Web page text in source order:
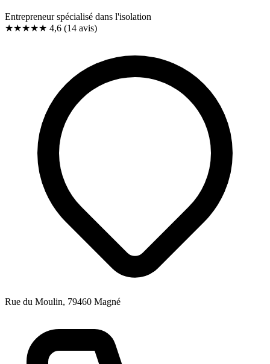
Entrepreneur spécialisé dans l'isolation
★★★★★ 4,6 (14 avis)
Rue du Moulin, 79460 Magné